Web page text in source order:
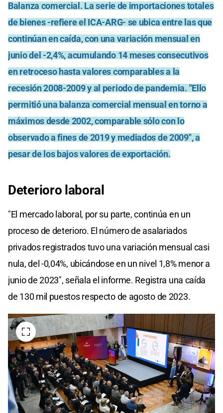
Balanza comercial. La serie de importaciones totales
de bienes -refiere el ICA-ARG- se ubica entre las que
continúan en caída, con una variación mensual en
junio del -2,4%, acumulando 14 meses consecutivos
en retroceso hasta valores comparables a la
recesión 2008-2009 y al periodo de pandemia. "Ello
permitió una balanza comercial mensual en torno a
máximos desde 2002, comparable sólo con lo
observado a fines de 2019 y mediados de 2009", a
pesar de los bajos valores de exportación.
Deterioro laboral
"El mercado laboral, por su parte, continúa en un
proceso de deterioro. El número de asalariados
privados registrados tuvo una variación mensual casi
nula, del -0,04%, ubicándose en un nivel 1,8% menor a
junio de 2023", señala el informe. Registra una caída
de 130 mil puestos respecto de agosto de 2023.